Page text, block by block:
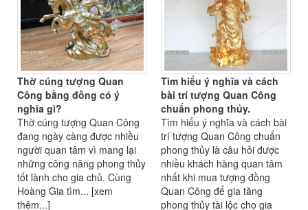
Thờ cúng tượng Quan
Công bằng đồng có ý
nghĩa gì?
Thờ cúng tượng Quan Công
đang ngày càng được nhiều
người quan tâm vì mang lại
những công năng phong thủy
tốt lành cho gia chủ. Cùng
Hoàng Gia tìm... [xem
thêm...]
Tìm hiểu ý nghĩa và cách
bài trí tượng Quan Công
chuẩn phong thủy.
Tìm hiểu ý nghĩa và cách bài
trí tượng Quan Công chuẩn
phong thủy là câu hỏi được
nhiều khách hàng quan tâm
nhất khi mua tượng đồng
Quan Công để gia tăng
phong thủy tài lộc cho gia